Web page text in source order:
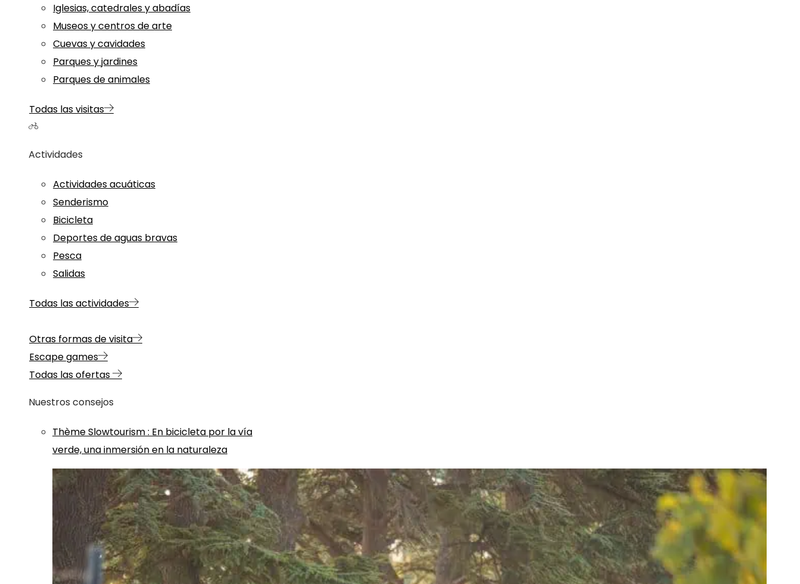
Iglesias, catedrales y abadías
Museos y centros de arte
Cuevas y cavidades
Parques y jardines
Parques de animales
Todas las visitas
Actividades
Actividades acuáticas
Senderismo
Bicicleta
Deportes de aguas bravas
Pesca
Salidas
Todas las actividades
Otras formas de visita
Escape games
Todas las ofertas
Nuestros consejos
ThèmeSlowtourism: En bicicleta por la vía
verde, una inmersión en la naturaleza